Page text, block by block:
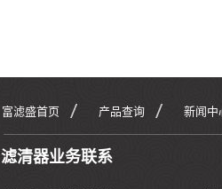
富滤盛首页 产品查询 新闻中
滤清器业务联系